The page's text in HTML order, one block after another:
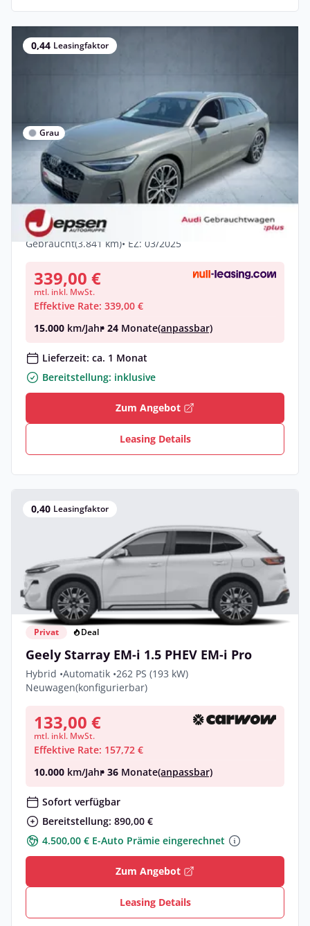
0,44 Leasingfaktor
Grau
Gewerbe & Privat Neu
Audi A6 Avant TDI S tr Matrix 20 Memory
2xDisplay 360
Diesel •Automatik •
Gebraucht(3.841 km)• EZ: 03/2025
339,00 €
mtl. inkl. MwSt.
Effektive Rate: 339,00 €
15.000 km/Jahr• 24 Monate(anpassbar)
Lieferzeit: ca. 1 Monat
Bereitstellung: inklusive
Zum Angebot
Leasing Details
0,40 Leasingfaktor
Privat Deal
Geely Starray EM-i 1.5 PHEV EM-i Pro
Hybrid •Automatik •262 PS (193 kW)
Neuwagen(konfigurierbar)
133,00 €
mtl. inkl. MwSt.
Effektive Rate: 157,72 €
10.000 km/Jahr• 36 Monate(anpassbar)
Sofort verfügbar
Bereitstellung: 890,00 €
4.500,00 € E-Auto Prämie eingerechnet
Zum Angebot
Leasing Details